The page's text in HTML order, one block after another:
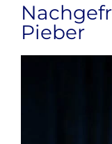
Pieber